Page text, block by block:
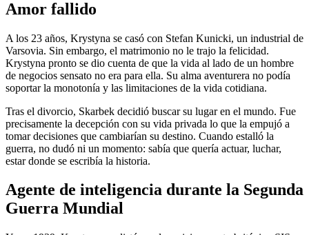
Amor fallido
A los 23 años, Krystyna se casó con Stefan Kunicki, un industrial de
Varsovia. Sin embargo, el matrimonio no le trajo la felicidad.
Krystyna pronto se dio cuenta de que la vida al lado de un hombre
de negocios sensato no era para ella. Su alma aventurera no podía
soportar la monotonía y las limitaciones de la vida cotidiana.
Tras el divorcio, Skarbek decidió buscar su lugar en el mundo. Fue
precisamente la decepción con su vida privada lo que la empujó a
tomar decisiones que cambiarían su destino. Cuando estalló la
guerra, no dudó ni un momento: sabía que quería actuar, luchar,
estar donde se escribía la historia.
Agente de inteligencia durante la Segunda
Guerra Mundial